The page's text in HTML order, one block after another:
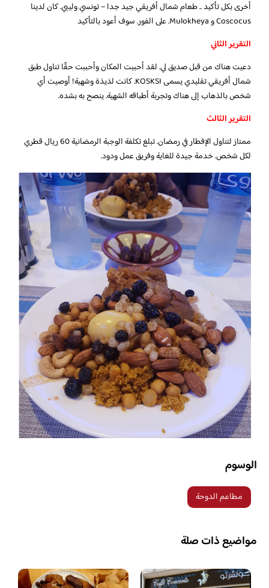
أخرى بكل تأكيد .. طعام شمال أفريقي جيد جدا – تونسي وليبي. كان لدينا
Coscocus و Mulokheya. على الفور. سوف أعود بالتأكيد
التقرير الثاني
دعيت هناك من قبل صديق لي. لقد أحببت المكان وأحببت حقًا تناول طبق
شمال أفريقي تقليدي يسمى KOSKSI. كانت لذيذة وشهية! أوصيت أي
شخص بالذهاب إلى هناك وتجربة أطباقه الشهية. ينصح به بشده.
التقرير الثالث
ممتاز لتناول الإفطار في رمضان. تبلغ تكلفة الوجبة الرمضانية 60 ريال قطري
لكل شخص. خدمة جيدة للغاية وفريق عمل ودود.
الوسوم
مطاعم الدوحة
مواضيع ذات صلة